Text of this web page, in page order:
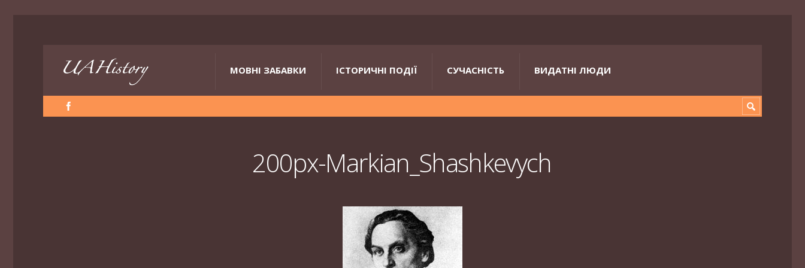
МОВНІ ЗАБАВКИ ІСТОРИЧНІ ПОДІЇ СУЧАСНІСТЬ ВИДАТНІ ЛЮДИ
200px-Markian_Shashkevych